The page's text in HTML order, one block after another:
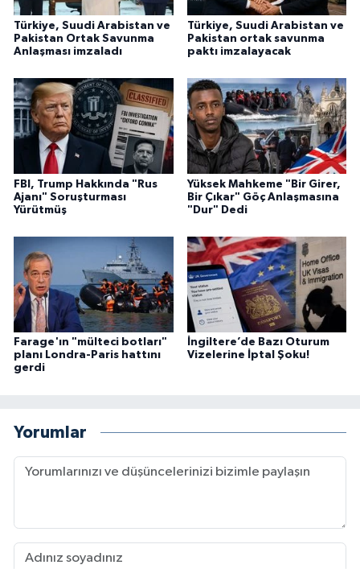
Türkiye, Suudi Arabistan ve
Pakistan Ortak Savunma
Anlaşması imzaladı
Türkiye, Suudi Arabistan ve
Pakistan ortak savunma
paktı imzalayacak
FBI, Trump Hakkında "Rus
Ajanı" Soruşturması
Yürütmüş
Yüksek Mahkeme "Bir Girer,
Bir Çıkar" Göç Anlaşmasına
"Dur" Dedi
Farage'ın "mülteci botları"
planı Londra-Paris hattını
gerdi
İngiltere’de Bazı Oturum
Vizelerine İptal Şoku!
Yorumlar